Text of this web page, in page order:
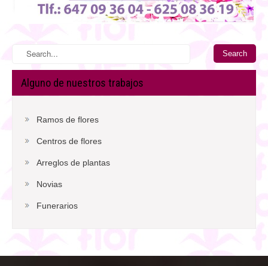
Alguno de nuestros trabajos
Ramos de flores
Centros de flores
Arreglos de plantas
Novias
Funerarios